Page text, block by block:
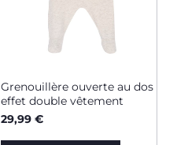
Grenouillère ouverte au dos
effet double vêtement
29,99 €